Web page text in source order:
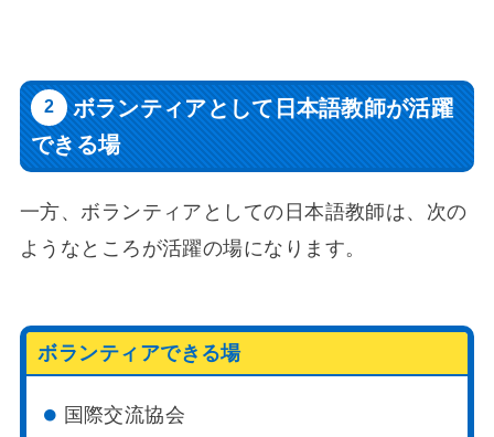
ボランティアとして日本語教師が活躍
できる場
一方、ボランティアとしての日本語教師は、次の
ようなところが活躍の場になります。
ボランティアできる場
国際交流協会